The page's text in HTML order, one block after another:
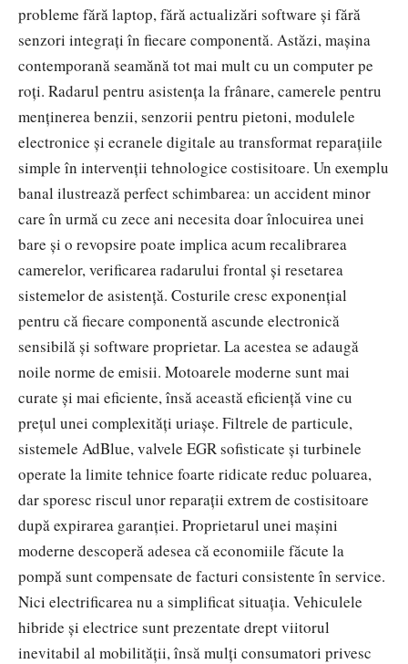
probleme fără laptop, fără actualizări software și fără
senzori integrați în fiecare componentă. Astăzi, mașina
contemporană seamănă tot mai mult cu un computer pe
roți. Radarul pentru asistența la frânare, camerele pentru
menținerea benzii, senzorii pentru pietoni, modulele
electronice și ecranele digitale au transformat reparațiile
simple în intervenții tehnologice costisitoare. Un exemplu
banal ilustrează perfect schimbarea: un accident minor
care în urmă cu zece ani necesita doar înlocuirea unei
bare și o revopsire poate implica acum recalibrarea
camerelor, verificarea radarului frontal și resetarea
sistemelor de asistență. Costurile cresc exponențial
pentru că fiecare componentă ascunde electronică
sensibilă și software proprietar. La acestea se adaugă
noile norme de emisii. Motoarele moderne sunt mai
curate și mai eficiente, însă această eficiență vine cu
prețul unei complexități uriașe. Filtrele de particule,
sistemele AdBlue, valvele EGR sofisticate și turbinele
operate la limite tehnice foarte ridicate reduc poluarea,
dar sporesc riscul unor reparații extrem de costisitoare
după expirarea garanției. Proprietarul unei mașini
moderne descoperă adesea că economiile făcute la
pompă sunt compensate de facturi consistente în service.
Nici electrificarea nu a simplificat situația. Vehiculele
hibride și electrice sunt prezentate drept viitorul
inevitabil al mobilității, însă mulți consumatori privesc